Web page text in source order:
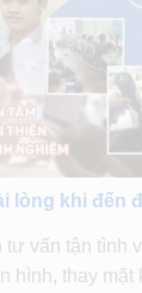
lòng khi đến
vấn tận tình
hình, thay mặt